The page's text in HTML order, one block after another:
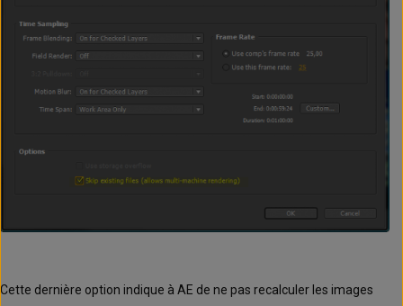
Cette dernière option indique à AE de ne pas recalculer les images